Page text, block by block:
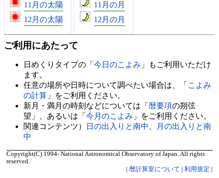
11月の太陽
12月の太陽
11月の月
12月の月
ご利用にあたって
日めくりタイプの「 今日のこよみ 」もご利用いただけ
ます。
任意の場所や日時について調べたい場合は、「 こよみ
の計算 」をご利用ください。
新月・満月の時刻などについては「 暦要項の朔弦
望」、あるいは「 今月のこよみ 」をご利用ください。
関連コンテンツ）
日の出入りと南中
月の出入りと南
中
Copyright(C) 1994- National Astronomical Observatory of Japan. All rights
reserved.
| 暦計算室について | 利用規定 |